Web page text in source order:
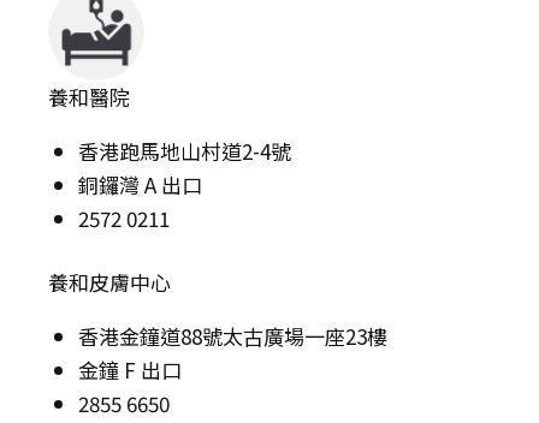
養和醫院
香港跑馬地山村道2-4號
銅鑼灣 A 出口
2572 0211
養和皮膚中心
香港金鐘道88號太古廣場一座23樓
金鐘 F 出口
2855 6650